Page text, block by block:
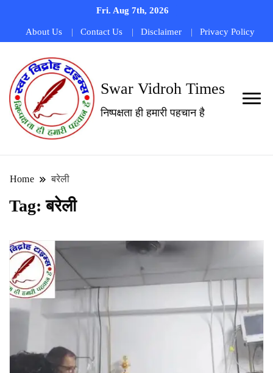
Fri. Aug 7th, 2026
About Us Contact Us Disclaimer Privacy Policy
Swar Vidroh Times
निष्पक्षता ही हमारी पहचान है
Home बरेली
Tag:बरेली